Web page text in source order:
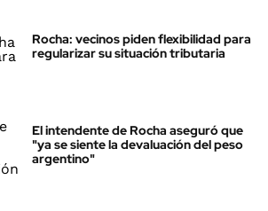
Rocha: vecinos piden flexibilidad para
regularizar su situación tributaria
El intendente de Rocha aseguró que
"ya se siente la devaluación del peso
argentino"